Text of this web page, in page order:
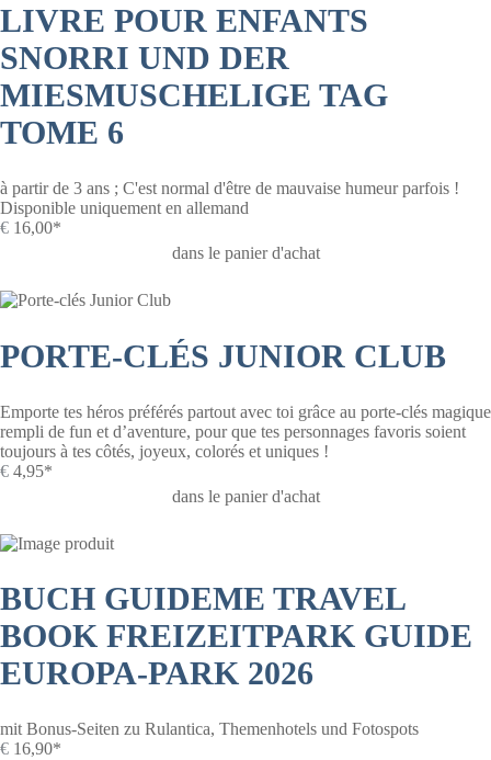
LIVRE POUR ENFANTS
SNORRI UND DER
MIESMUSCHELIGE TAG
TOME 6
à partir de 3 ans ; C'est normal d'être de mauvaise humeur parfois !
Disponible uniquement en allemand
€ 16,00*
dans le panier d'achat
PORTE-CLÉS JUNIOR CLUB
Emporte tes héros préférés partout avec toi grâce au porte-clés magique
rempli de fun et d’aventure, pour que tes personnages favoris soient
toujours à tes côtés, joyeux, colorés et uniques !
€ 4,95*
dans le panier d'achat
BUCH GUIDEME TRAVEL
BOOK FREIZEITPARK GUIDE
EUROPA-PARK 2026
mit Bonus-Seiten zu Rulantica, Themenhotels und Fotospots
€ 16,90*